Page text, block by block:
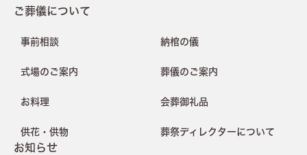
ご葬儀について
事前相談 納棺の儀
式場のご案内 葬儀のご案内
お料理 会葬御礼品
供花・供物 葬祭ディレクターについて
お知らせ